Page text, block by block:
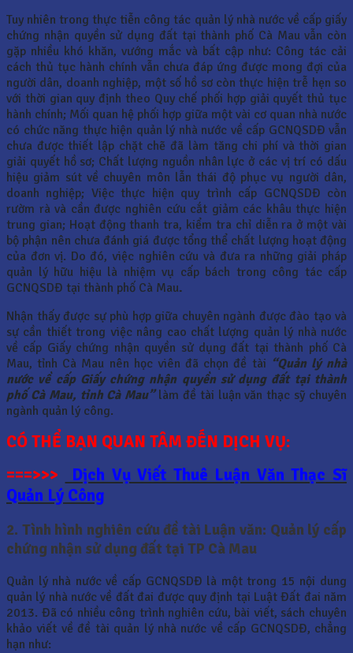
Tuy nhiên trong thực tiễn công tác quản lý nhà nước về cấp giấy
chứng nhận quyền sử dụng đất tại thành phố Cà Mau vẫn còn
gặp nhiều khó khăn, vướng mắc và bất cập như: Công tác cải
cách thủ tục hành chính vẫn chưa đáp ứng được mong đợi của
người dân, doanh nghiệp, một số hồ sơ còn thực hiện trễ hẹn so
với thời gian quy định theo Quy chế phối hợp giải quyết thủ tục
hành chính; Mối quan hệ phối hợp giữa một vài cơ quan nhà nước
có chức năng thực hiện quản lý nhà nước về cấp GCNQSDĐ vẫn
chưa được thiết lập chặt chẽ đã làm tăng chi phí và thời gian
giải quyết hồ sơ; Chất lượng nguồn nhân lực ở các vị trí có dấu
hiệu giảm sút về chuyên môn lẫn thái độ phục vụ người dân,
doanh nghiệp; Việc thực hiện quy trình cấp GCNQSDĐ còn
rườm rà và cần được nghiên cứu cắt giảm các khâu thực hiện
trung gian; Hoạt động thanh tra, kiểm tra chỉ diễn ra ở một vài
bộ phận nên chưa đánh giá được tổng thể chất lượng hoạt động
của đơn vị. Do đó, việc nghiên cứu và đưa ra những giải pháp
quản lý hữu hiệu là nhiệm vụ cấp bách trong công tác cấp
GCNQSDĐ tại thành phố Cà Mau.
Nhận thấy được sự phù hợp giữa chuyên ngành được đào tạo và
sự cần thiết trong việc nâng cao chất lượng quản lý nhà nước
về cấp Giấy chứng nhận quyền sử dụng đất tại thành phố Cà
Mau, tỉnh Cà Mau nên học viên đã chọn đề tài “Quản lý nhà
nước về cấp Giấy chứng nhận quyền sử dụng đất tại thành
phố Cà Mau, tỉnh Cà Mau”làm đề tài luận văn thạc sỹ chuyên
ngành quản lý công.
CÓ THỂ BẠN QUAN TÂM ĐẾN DỊCH VỤ:
===>>>
Dịch Vụ Viết Thuê Luận Văn Thạc Sĩ
Quản Lý Công
2. Tình hình nghiên cứu đề tài Luận văn: Quản lý cấp
chứng nhận sử dụng đất tại TP Cà Mau
Quản lý nhà nước về cấp GCNQSDĐ là một trong 15 nội dung
quản lý nhà nước về đất đai được quy định tại Luật Đất đai năm
2013. Đã có nhiều công trình nghiên cứu, bài viết, sách chuyên
khảo viết về đề tài quản lý nhà nước về cấp GCNQSDĐ, chẳng
hạn như: